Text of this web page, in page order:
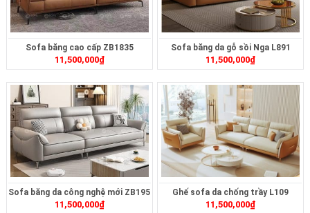
Sofa băng cao cấp ZB1835
11,500,000₫
Sofa băng da gỗ sồi Nga L891
11,500,000₫
Sofa băng da công nghệ mới ZB195
11,500,000₫
Ghế sofa da chống trầy L109
11,500,000₫